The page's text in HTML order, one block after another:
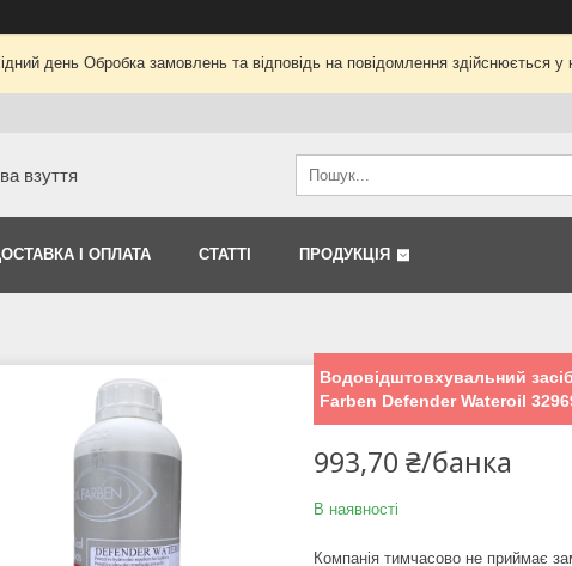
день Обробка замовлень та відповідь на повідомлення здійснюється
взуття
І ОПЛАТА СТАТТІ ПРОДУКЦІЯ
Водовідштовхувальний
Farben Defender Wateroil
993,70 ₴/банка
В наявності
Компанія тимчасово не приймає